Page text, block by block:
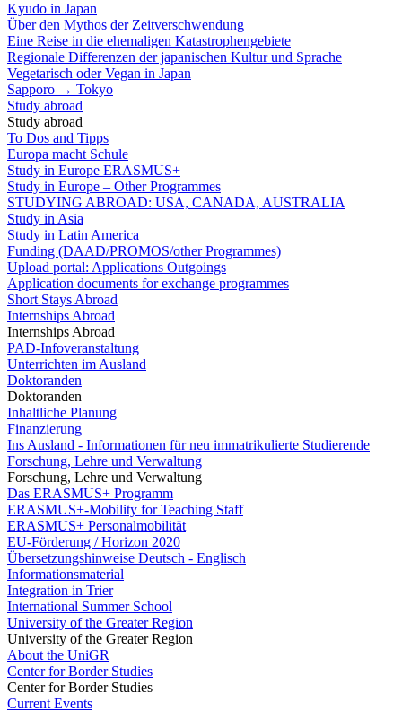
Kyudo in Japan
Über den Mythos der Zeitverschwendung
Eine Reise in die ehemaligen Katastrophengebiete
Regionale Differenzen der japanischen Kultur und Sprache
Vegetarisch oder Vegan in Japan
Sapporo → Tokyo
Study abroad
Study abroad
To Dos and Tipps
Europa macht Schule
Study in Europe ERASMUS+
Study in Europe – Other Programmes
STUDYING ABROAD: USA, CANADA, AUSTRALIA
Study in Asia
Study in Latin America
Funding (DAAD/PROMOS/other Programmes)
Upload portal: Applications Outgoings
Application documents for exchange programmes
Short Stays Abroad
Internships Abroad
Internships Abroad
PAD-Infoveranstaltung
Unterrichten im Ausland
Doktoranden
Doktoranden
Inhaltliche Planung
Finanzierung
Ins Ausland - Informationen für neu immatrikulierte Studierende
Forschung, Lehre und Verwaltung
Forschung, Lehre und Verwaltung
Das ERASMUS+ Programm
ERASMUS+-Mobility for Teaching Staff
ERASMUS+ Personalmobilität
EU-Förderung / Horizon 2020
Übersetzungshinweise Deutsch - Englisch
Informationsmaterial
Integration in Trier
International Summer School
University of the Greater Region
University of the Greater Region
About the UniGR
Center for Border Studies
Center for Border Studies
Current Events